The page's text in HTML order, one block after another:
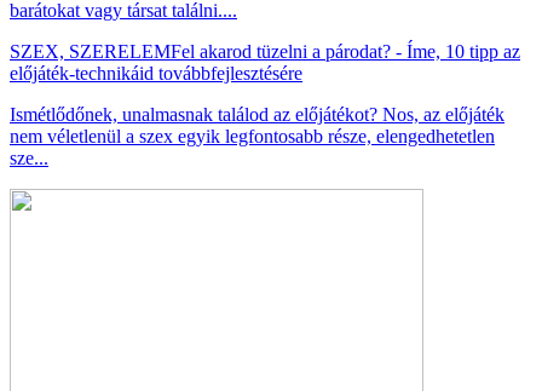
barátokat vagy társat találni....
SZEX, SZERELEMFel akarod tüzelni a párodat? - Íme, 10 tipp az
előjáték-technikáid továbbfejlesztésére
Ismétlődőnek, unalmasnak találod az előjátékot? Nos, az előjáték
nem véletlenül a szex egyik legfontosabb része, elengedhetetlen
sze...